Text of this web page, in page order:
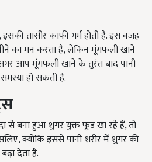
इसकी तासीर काफी गर्म होती है. इस वजह
का मन करता है, लेकिन मूंगफली खाने
अगर आप मूंगफली खाने के तुरंत बाद पानी
हो सकती है.
से बना हुआ शुगर युक्त फूड खा रहे हैं, तो
क्योंकि इससे पानी शरीर में शुगर की
देता है.